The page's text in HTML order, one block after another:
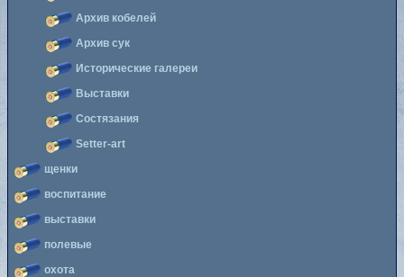
Архив кобелей
Архив сук
Исторические галереи
Выставки
Состязания
Setter-art
щенки
воспитание
выставки
полевые
охота